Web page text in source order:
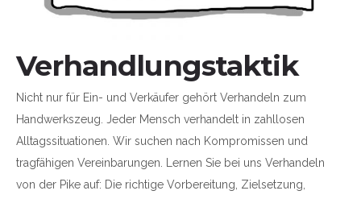
Verhandlungstaktik
Nicht nur für Ein- und Verkäufer gehört Verhandeln zum
Handwerkszeug. Jeder Mensch verhandelt in zahllosen
Alltagssituationen. Wir suchen nach Kompromissen und
tragfähigen Vereinbarungen. Lernen Sie bei uns Verhandeln
von der Pike auf: Die richtige Vorbereitung, Zielsetzung,